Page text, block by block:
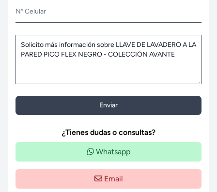
N° Celular
Enviar
¿Tienes dudas o consultas?
Whatsapp
Email